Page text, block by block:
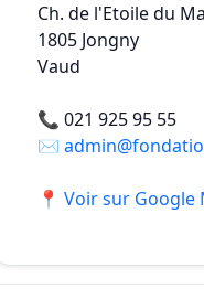
Ch. de l'Etoile du
1805 Jongny
Vaud
📞 021 925 95 55
✉️
📍 Voir sur Google